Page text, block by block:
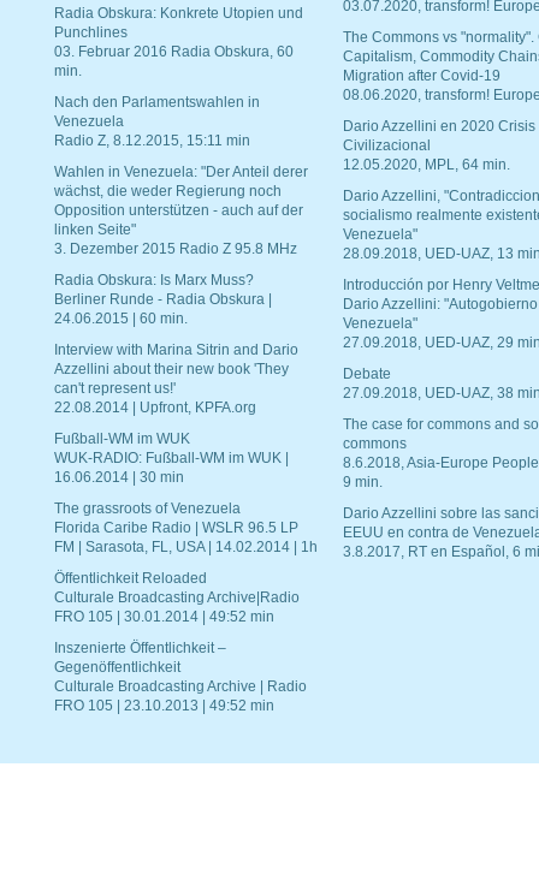
Radia Obskura: Konkrete Utopien und
Punchlines
03. Februar 2016 Radia Obskura, 60
min.
Nach den Parlamentswahlen in
Venezuela
Radio Z, 8.12.2015, 15:11 min
Wahlen in Venezuela: "Der Anteil derer
wächst, die weder Regierung noch
Opposition unterstützen - auch auf der
linken Seite"
3. Dezember 2015 Radio Z 95.8 MHz
Radia Obskura: Is Marx Muss?
Berliner Runde - Radia Obskura |
24.06.2015 | 60 min.
Interview with Marina Sitrin and Dario
Azzellini about their new book 'They
can't represent us!'
22.08.2014 | Upfront, KPFA.org
Fußball-WM im WUK
WUK-RADIO: Fußball-WM im WUK |
16.06.2014 | 30 min
The grassroots of Venezuela
Florida Caribe Radio | WSLR 96.5 LP
FM | Sarasota, FL, USA | 14.02.2014 | 1h
Öffentlichkeit Reloaded
Culturale Broadcasting Archive|Radio
FRO 105 | 30.01.2014 | 49:52 min
Inszenierte Öffentlichkeit –
Gegenöffentlichkeit
Culturale Broadcasting Archive | Radio
FRO 105 | 23.10.2013 | 49:52 min
03.07.2020, transform!
The Commons vs "normality".
Capitalism, Commodity
Migration after Covid-19
08.06.2020, transform!
Dario Azzellini en 2020 Crisis
Civilizacional
12.05.2020, MPL, 64 min.
Dario Azzellini,
socialismo realmente
Venezuela"
28.09.2018, UED-UAZ, 13
Introducción por Henry
Dario Azzellini:
Venezuela"
27.09.2018, UED-UAZ, 29
Debate
27.09.2018, UED-UAZ, 38
The case for commons and
commons
8.6.2018, Asia-Europe
9 min.
Dario Azzellini sobre las
EEUU en contra de
3.8.2017, RT en Español, 6